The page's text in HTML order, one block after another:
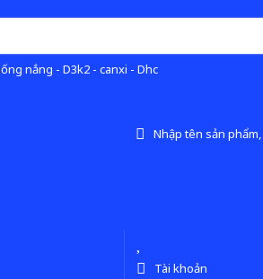
nắng - D3k2 - canxi - Dhc
Nhập tên sản
Tài khoản